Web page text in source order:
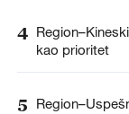
4
kao prioritet
5